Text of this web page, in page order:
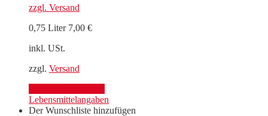
zzgl. Versand
0,75 Liter 7,00 €
inkl. USt.
zzgl. Versand
Lebensmittelangaben
Der Wunschliste hinzufügen